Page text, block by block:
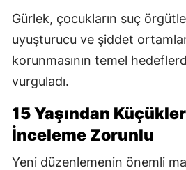
Gürlek, çocukların suç
uyuşturucu ve şiddet
korunmasının temel
vurguladı.
15 Yaşından
İnceleme Zorunlu
Yeni düzenlemenin önemli